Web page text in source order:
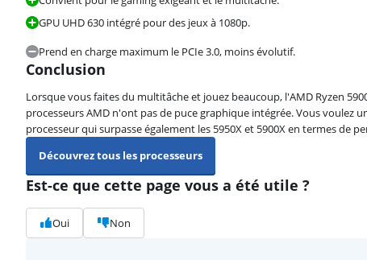
GPU UHD 630 intégré pour des jeux à 1080p.
Prend en charge maximum le PCIe 3.0, moins évolutif.
Conclusion
Lorsque vous faites du multitâche et jouez beaucoup, l'AMD Ryzen
processeurs AMD n'ont pas de puce graphique intégrée. Vous voulez
processeur qui surpasse également les 5950X et 5900X en termes de
Découvrez tous les processeurs
Est-ce que cette page vous a été utile ?
Oui Non